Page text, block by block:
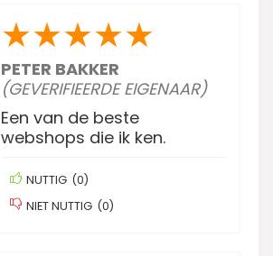
★★★★★
PETER BAKKER
(GEVERIFIEERDE EIGENAAR)
Een van de beste
webshops die ik ken.
NUTTIG (0)
NIET NUTTIG (0)